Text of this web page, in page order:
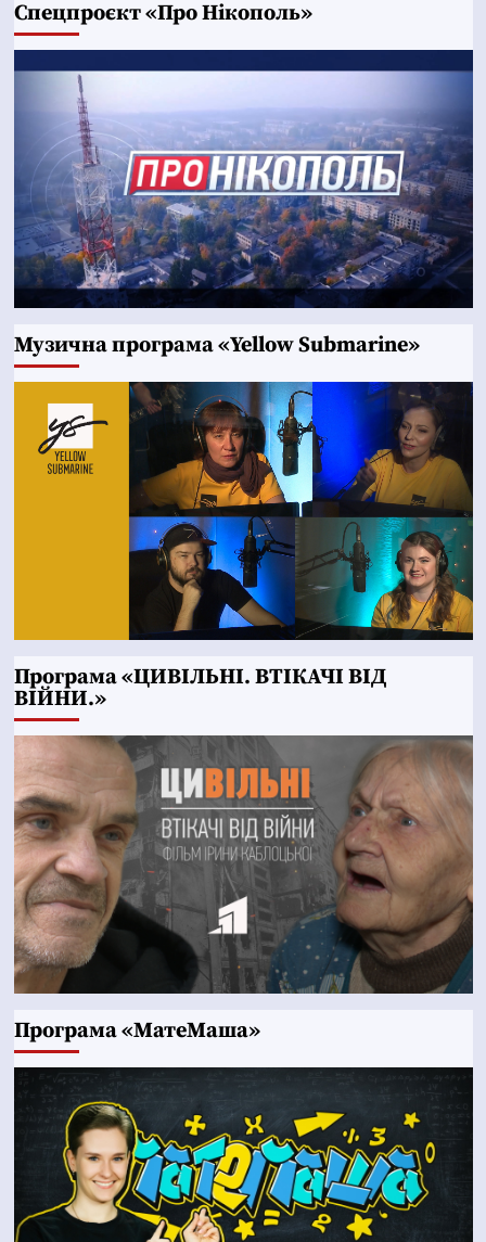
Cпецпроєкт «Про Нікополь»
Музична програма «Yellow Submarine»
Програма «ЦИВІЛЬНІ. ВТІКАЧІ ВІД
ВІЙНИ.»
Програма «МатеМаша»